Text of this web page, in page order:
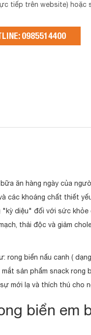
tiếp trên website) hoặc
0985514400
ăn hàng ngày của
các khoáng chất thiết
"kỳ diệu" đối với sức
thải độc và giảm
rong biển nấu canh (
sản phẩm snack rong
mới lạ và thích thú cho
biển em